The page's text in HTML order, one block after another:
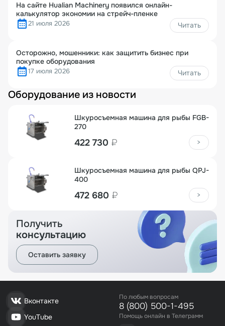
На сайте Hualian Machinery появился онлайн-
калькулятор экономии на стрейч-пленке
21 июля 2026 Читать
Осторожно, мошенники: как защитить бизнес при
покупке оборудования
17 июля 2026 Читать
Оборудование из новости
Шкуросъемная машина для рыбы FGB-
270
422 730 ₽ >
Шкуросъемная машина для рыбы QPJ-
400
472 680 ₽ >
Получить
консультацию
Оставить заявку
Вконтакте
YouTube
По любым вопросам
8 (800) 500-1-495
Помощь онлайн в Телеграмм